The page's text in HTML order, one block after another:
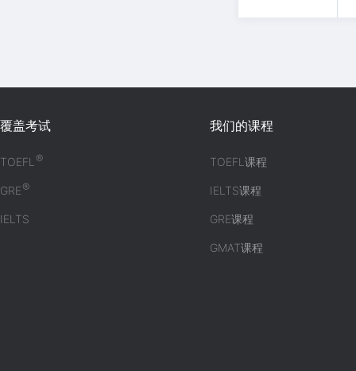
覆盖考试
TOEFL®
GRE®
IELTS
我们的课程
TOEFL课程
IELTS课程
GRE课程
GMAT课程